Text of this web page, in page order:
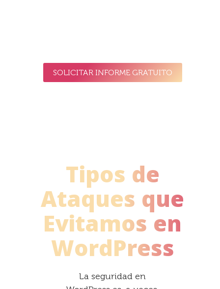
SOLICITAR INFORME GRATUITO
Tipos de
Ataques que
Evitamos en
WordPress
La seguridad en